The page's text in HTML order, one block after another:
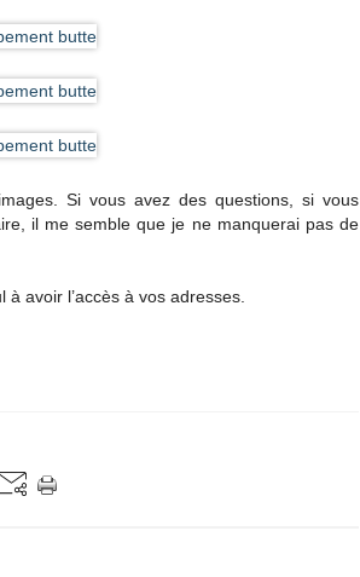
Si vous avez des questions, si vous
il me semble que je ne manquerai pas de
avoir l’accès à vos adresses.